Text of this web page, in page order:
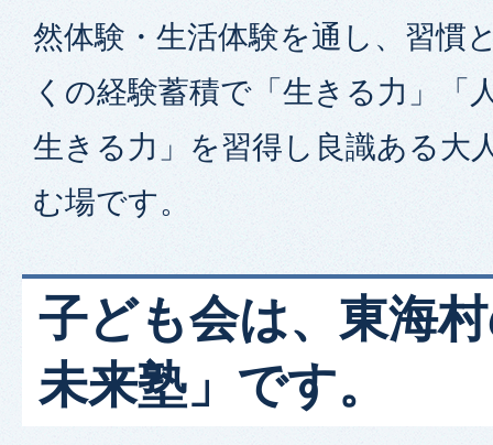
然体験・生活体験を通し、習慣
くの経験蓄積で「生きる力」「
生きる力」を習得し良識ある大
む場です。
子ども会は、東海
未来塾」です。